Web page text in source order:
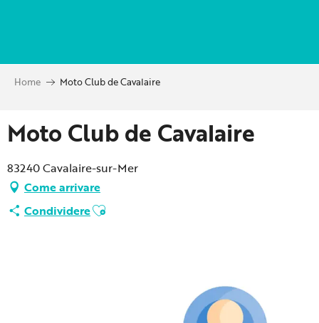
principal
Home Moto Club de Cavalaire
Moto Club de Cavalaire
83240 Cavalaire-sur-Mer
Come arrivare
CondividereAjouter aux favoris